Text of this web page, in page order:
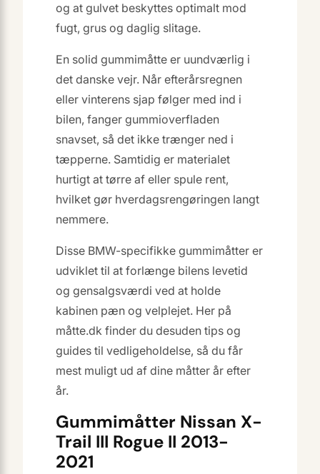
og at gulvet beskyttes optimalt mod
fugt, grus og daglig slitage.
En solid gummimåtte er uundværlig i
det danske vejr. Når efterårsregnen
eller vinterens sjap følger med ind i
bilen, fanger gummioverfladen
snavset, så det ikke trænger ned i
tæpperne. Samtidig er materialet
hurtigt at tørre af eller spule rent,
hvilket gør hverdagsrengøringen langt
nemmere.
Disse BMW-specifikke gummimåtter er
udviklet til at forlænge bilens levetid
og gensalgsværdi ved at holde
kabinen pæn og velplejet. Her på
måtte.dk finder du desuden tips og
guides til vedligeholdelse, så du får
mest muligt ud af dine måtter år efter
år.
Gummimåtter Nissan X-
Trail III Rogue II 2013-
2021